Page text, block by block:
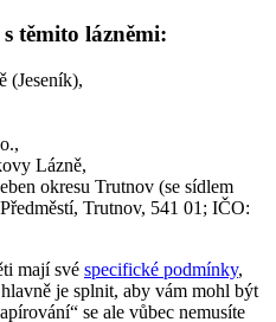
těmito lázněmi:
(Jeseník),
Lázně,
okresu Trutnov (se sídlem
Trutnov, 541 01; IČO:
mají své specifické podmínky,
je splnit, aby vám mohl být
se ale vůbec nemusíte